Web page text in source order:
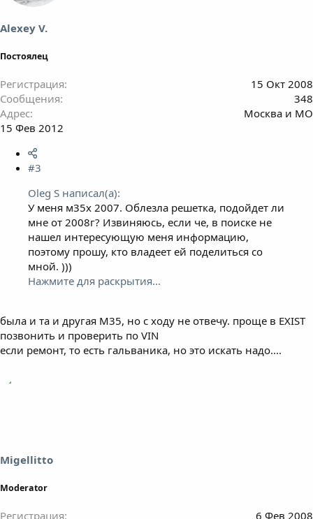
Alexey V.
Постоялец
Регистрация
15 Окт 2008
Сообщения
348
Адрес
Москва и МО
15 Фев 2012
#3
Oleg S написал(а):
У меня м35х 2007. Облезла решетка, подойдет ли
мне от 2008г? Извиняюсь, если че, в поиске не
нашел интересующую меня информацию,
поэтому прошу, кто владеет ей поделиться со
мной. )))
Нажмите для раскрытия...
была и та и другая М35, но с ходу не отвечу. проще в EXIST
позвонить и проверить по VIN
если ремонт, то есть гальваника, но это искать надо....
Migellitto
Moderator
Регистрация 6 Фев 2008